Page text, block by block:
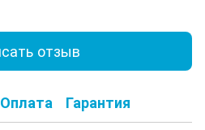
отзыв
Оплата Гарантия